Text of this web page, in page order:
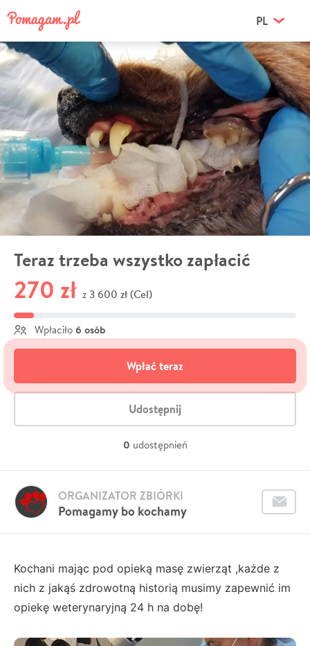
PL
Teraz trzeba wszystko zapłacić
270 zł z 3 600 zł (Cel)
Wpłaciło 6 osób
Wpłać teraz
Udostępnij
0 udostępnień
Pomagamy bo kochamy
ORGANIZATOR ZBIÓRKI
Kochani mając pod opieką masę zwierząt ,każde z
nich z jakąś zdrowotną historią musimy zapewnić im
opiekę weterynaryjną 24 h na dobę!